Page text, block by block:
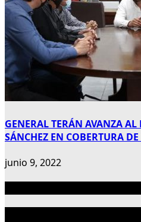
GENERAL TERÁN AVANZA
SÁNCHEZ EN COBERTURA
junio 9, 2022